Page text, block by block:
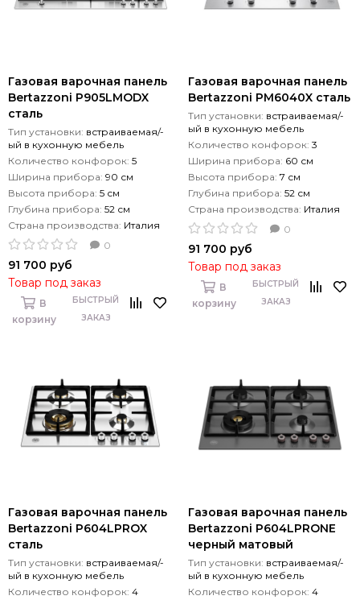
Газовая варочная панель
Bertazzoni P905LMODX
сталь
Тип установки: встраиваемая/-
ый в кухонную мебель
Количество конфорок: 5
Ширина прибора: 90 см
Высота прибора: 5 см
Глубина прибора: 52 см
Страна производства: Италия
0
91 700 руб
Товар под заказ
В
корзину
БЫСТРЫЙ
ЗАКАЗ
Газовая варочная панель
Bertazzoni PM6040X сталь
Тип установки: встраиваемая/-
ый в кухонную мебель
Количество конфорок: 3
Ширина прибора: 60 см
Высота прибора: 7 см
Глубина прибора: 52 см
Страна производства: Италия
0
91 700 руб
Товар под заказ
В
корзину
БЫСТРЫЙ
ЗАКАЗ
Газовая варочная панель
Bertazzoni P604LPROX
сталь
Тип установки: встраиваемая/-
ый в кухонную мебель
Количество конфорок: 4
Газовая варочная панель
Bertazzoni P604LPRONE
черный матовый
Тип установки: встраиваемая/-
ый в кухонную мебель
Количество конфорок: 4